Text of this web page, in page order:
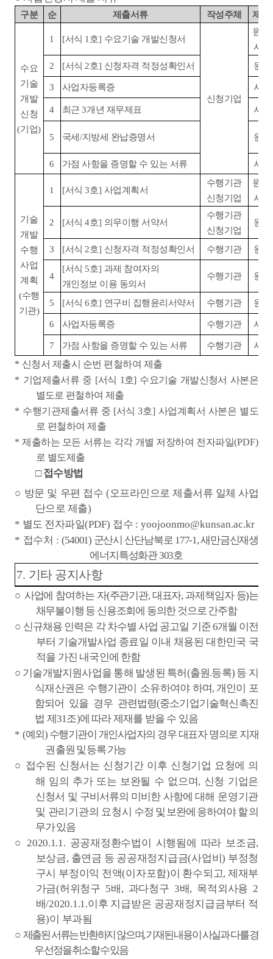
구분 순 제출서류 작성주체 제출
수요
기술
개발
신청
(기업)
1 [서식 1 호] 수요기술 개발신청서
신청기업
원본
사본
2
[서식 2호] 신청자격 적정성확인서 원본
3 사업자등록증 사본
4 최근3개년 재무제표 사본
5 국세 /지방세 완납증명서 원본
6 가점 사항을 증명할 수 있는 서류 사본
기술
개발
수행
사업
계획
(수행
기관)
1 [서식3호] 사업계획서
수행기관
신청기업
원본
사본
2 [서식4호] 의무이행 서약서
수행기관
신청기업
원본
3 [서식 2호] 신청자격 적정성확인서 수행기관 원본
4
[서식 5호] 과제 참여자의
개인정보 이용 동의서
수행기관 원본
5 [서식6호] 연구비 집행윤리서약서 수행기관 원본
6 사업자등록증 수행기관 사본
7 가점 사항을 증명할 수 있는 서류 수행기관 사본
* 신청서 제출시 순번 편철하여 제출
* 기업제출서류 중 [서식 1 호] 수요기술 개발신청서 사본은
별도로 편철하여 제출
* 수행기관제출서류 중 [서식3호] 사업계획서 사본은 별도
로 편철하여 제출
*제출하는 모든 서류는 각각 개별 저장하여 전자파일(PDF)
로 별도제출
□ 접수방법
○ 방문 및 우편 접수 ( 오프라인으로 제출서류 일체 사업
단으로 제출)
* 별도 전자파일(PDF) 접수 : yoojoonmo@kunsan.ac.kr
* 접수처 :(54001) 군산시 산단남북로 177-1,새만금신재생
에너지특성화관303호
7. 기타 공지사항
○ 사업에 참여하는 자(주관기관, 대표자, 과제책임자 등)는
채무불이행 등 신용조회에 동의한 것으로 간주함
○ 신규채용 인력은 각 차수별 사업 공고일 기준6개월 이전
부터 기술개발사업 종료일 이내 채용된 대한민국 국
적을 가진 내국인에 한함
○ 기술개발지원사업을 통해 발생된 특허(출원.등록) 등 지
식재산권은 수행기관이 소유하여야 하며, 개인이 포
함되어 있을 경우 관련법령(중소기업기술혁신촉진
법 제31조)에 따라 제재를 받을 수 있음
*(예외) 수행기관이 개인사업자의 경우 대표자 명의로 지재
권 출원 및 등록 가능
○ 접수된 신청서는 신청기간 이후 신청기업 요청에 의
해 임의 추가 또는 보완될 수 없으며, 신청 기업은
신청서 및 구비서류의 미비한 사항에 대해 운영기관
및 관리기관의 요청시 수정 및 보완에 응하여야 할 의
무가 있음
○
2020.1.1. 공공재정환수법이 시행됨에 따라 보조금,
보상금, 출연금 등 공공재정지급금(사업비) 부정청
구시 부정이익 전액(이자포함)이 환수되고, 제재부
가금(허위청구 5배 , 과다청구 3배, 목적외사용 2
배/2020.1.1.이후 지급받은 공공재정지급금부터 적
용)이 부과됨
○ 제출된 서류는 반환하지 않으며,기재된 내용이 사실과 다를 경
우 선정을 취소할 수 있음